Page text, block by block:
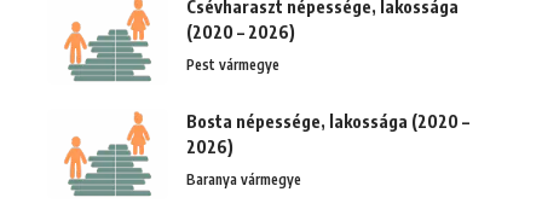
Csévharaszt népessége, lakossága
(2020 – 2026)
Pest vármegye
Bosta népessége, lakossága (2020 –
2026)
Baranya vármegye